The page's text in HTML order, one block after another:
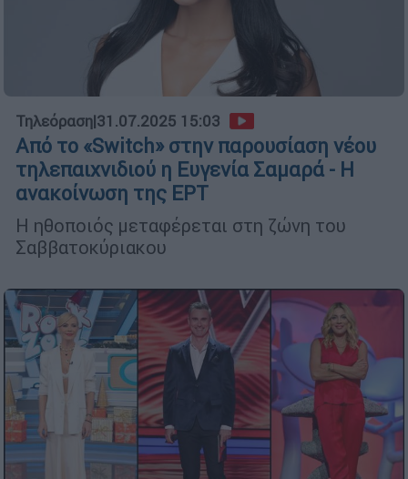
Τηλεόραση|31.07.2025 15:03
Από το «Switch» στην παρουσίαση νέου
τηλεπαιχνιδιού η Ευγενία Σαμαρά - Η
ανακοίνωση της ΕΡΤ
Η ηθοποιός μεταφέρεται στη ζώνη του
Σαββατοκύριακου